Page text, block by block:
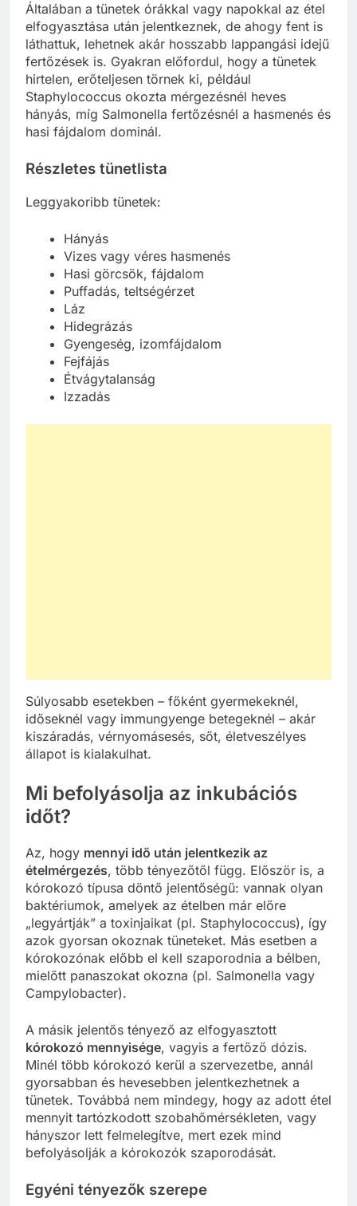
Általában a tünetek órákkal vagy napokkal az étel
elfogyasztása után jelentkeznek, de ahogy fent is
láthattuk, lehetnek akár hosszabb lappangási idejű
fertőzések is. Gyakran előfordul, hogy a tünetek
hirtelen, erőteljesen törnek ki, például
Staphylococcus okozta mérgezésnél heves
hányás, míg Salmonella fertőzésnél a hasmenés és
hasi fájdalom dominál.
Részletes tünetlista
Leggyakoribb tünetek:
Hányás
Vizes vagy véres hasmenés
Hasi görcsök, fájdalom
Puffadás, teltségérzet
Láz
Hidegrázás
Gyengeség, izomfájdalom
Fejfájás
Étvágytalanság
Izzadás
Súlyosabb esetekben – főként gyermekeknél,
időseknél vagy immungyenge betegeknél – akár
kiszáradás, vérnyomásesés, sőt, életveszélyes
állapot is kialakulhat.
Mi befolyásolja az inkubációs
időt?
Az, hogy mennyi idő után jelentkezik az
ételmérgezés, több tényezőtől függ. Először is, a
kórokozó típusa döntő jelentőségű: vannak olyan
baktériumok, amelyek az ételben már előre
„legyártják” a toxinjaikat (pl. Staphylococcus), így
azok gyorsan okoznak tüneteket. Más esetben a
kórokozónak előbb el kell szaporodnia a bélben,
mielőtt panaszokat okozna (pl. Salmonella vagy
Campylobacter).
A másik jelentős tényező az elfogyasztott
kórokozó mennyisége, vagyis a fertőző dózis.
Minél több kórokozó kerül a szervezetbe, annál
gyorsabban és hevesebben jelentkezhetnek a
tünetek. Továbbá nem mindegy, hogy az adott étel
mennyit tartózkodott szobahőmérsékleten, vagy
hányszor lett felmelegítve, mert ezek mind
befolyásolják a kórokozók szaporodását.
Egyéni tényezők szerepe